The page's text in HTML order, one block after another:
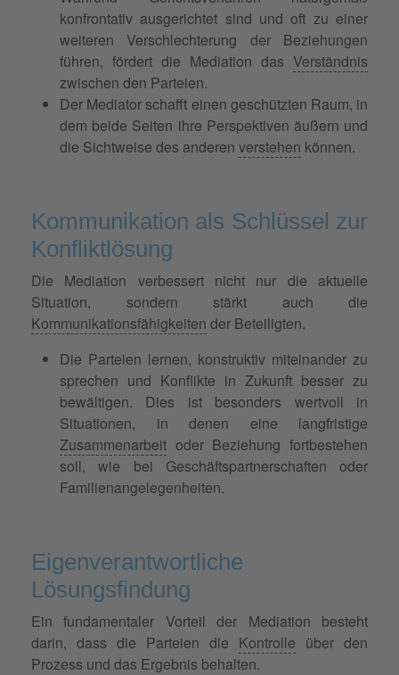
konfrontativ ausgerichtet sind und oft zu einer
weiteren Verschlechterung der Beziehungen
führen, fördert die Mediation das Verständnis
zwischen den Parteien.
Der Mediator schafft einen geschützten Raum, in
dem beide Seiten ihre Perspektiven äußern und
die Sichtweise des anderen verstehen können.
Kommunikation als Schlüssel zur
Konfliktlösung
Die Mediation verbessert nicht nur die aktuelle
Situation, sondern stärkt auch die
Kommunikationsfähigkeiten der Beteiligten.
Die Parteien lernen, konstruktiv miteinander zu
sprechen und Konflikte in Zukunft besser zu
bewältigen. Dies ist besonders wertvoll in
Situationen, in denen eine langfristige
Zusammenarbeit oder Beziehung fortbestehen
soll, wie bei Geschäftspartnerschaften oder
Familienangelegenheiten.
Eigenverantwortliche
Lösungsfindung
Ein fundamentaler Vorteil der Mediation besteht
darin, dass die Parteien die Kontrolle über den
Prozess und das Ergebnis behalten.